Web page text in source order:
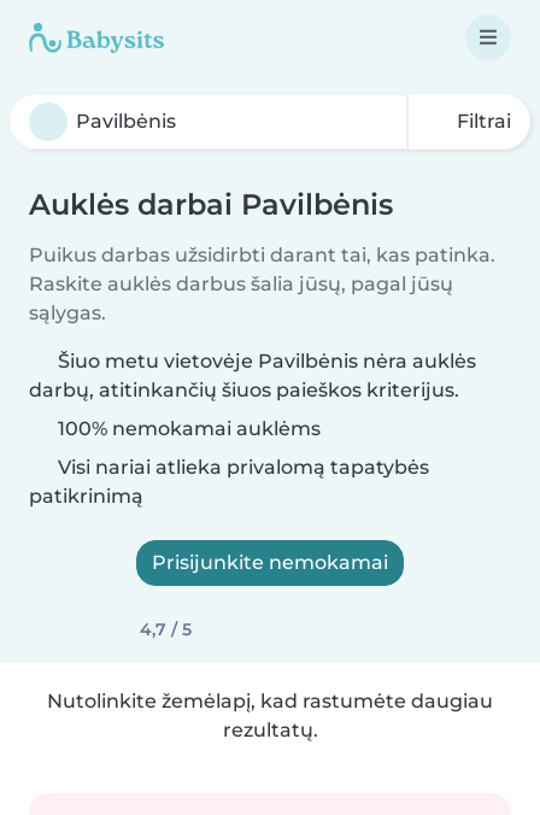
Filtrai
Auklės darbai Pavilbėnis
Puikus darbas užsidirbti darant tai, kas patinka.
Raskite auklės darbus šalia jūsų, pagal jūsų
sąlygas.
Šiuo metu vietovėje Pavilbėnis nėra auklės
darbų, atitinkančių šiuos paieškos kriterijus.
100% nemokamai auklėms
Visi nariai atlieka privalomą tapatybės
patikrinimą
Prisijunkite nemokamai
4,7 / 5
Nutolinkite žemėlapį, kad rastumėte daugiau
rezultatų.